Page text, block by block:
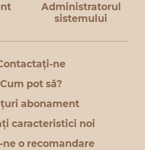
Administratorul
sistemului
ne
Cum pot să?
abonament
caracteristici noi
o recomandare